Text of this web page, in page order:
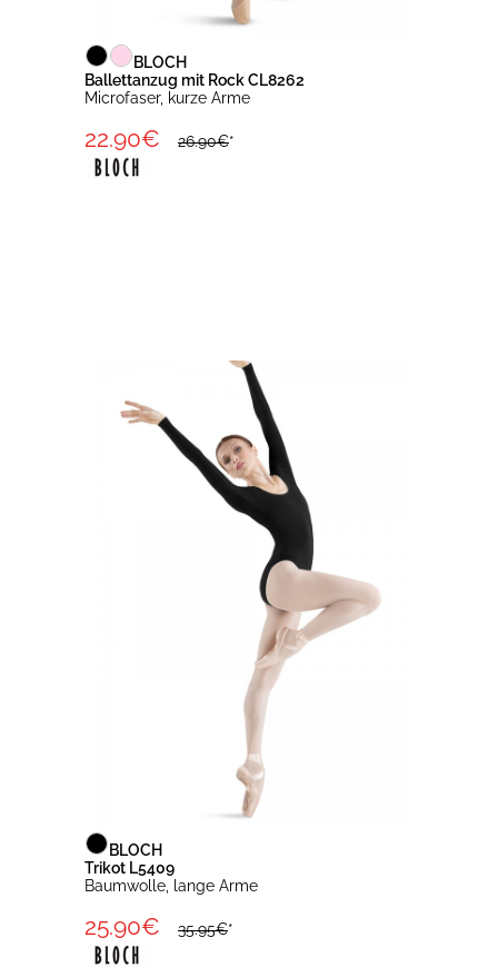
BLOCH
Ballettanzug mit Rock CL8262
Microfaser, kurze Arme
22.90€ 26.90€*
BLOCH
Trikot L5409
Baumwolle, lange Arme
25.90€ 35.95€*